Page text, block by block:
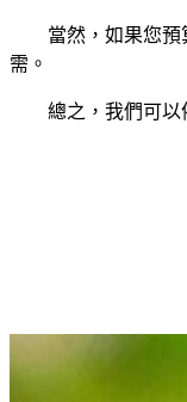
當然，如果您
需。
總之，我們可以